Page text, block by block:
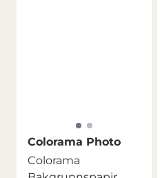
Colorama Photo
Colorama